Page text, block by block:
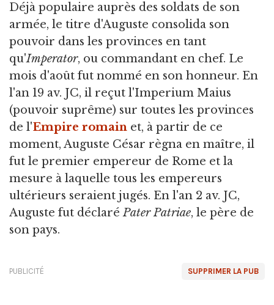
Déjà populaire auprès des soldats de son
armée, le titre d'Auguste consolida son
pouvoir dans les provinces en tant
qu'Imperator, ou commandant en chef. Le
mois d'août fut nommé en son honneur. En
l'an 19 av. JC, il reçut l'Imperium Maius
(pouvoir suprême) sur toutes les provinces
de l'Empire romain et, à partir de ce
moment, Auguste César règna en maître, il
fut le premier empereur de Rome et la
mesure à laquelle tous les empereurs
ultérieurs seraient jugés. En l'an 2 av. JC,
Auguste fut déclaréPater Patriae, le père de
son pays.
SUPPRIMER LA PUB
PUBLICITÉ